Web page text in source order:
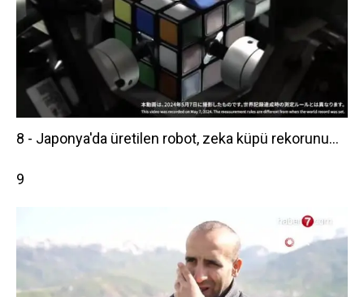
8 - Japonya'da üretilen robot, zeka küpü rekorunu...
9